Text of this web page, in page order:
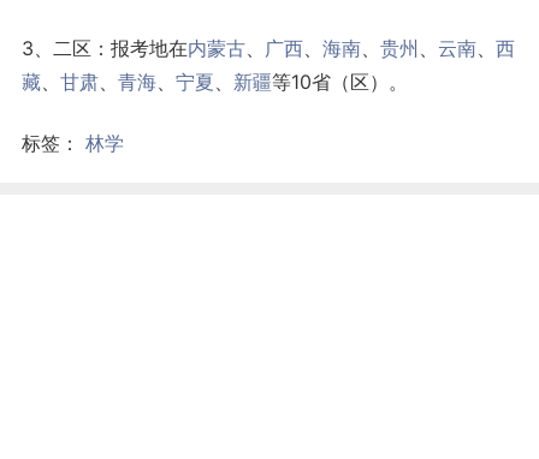
3、二区：报考地在内蒙古、 广西、 海南、 贵州 、 云南、 西
藏、 甘肃、 青海、 宁夏、 新疆等10省（区）。
标签： 林学